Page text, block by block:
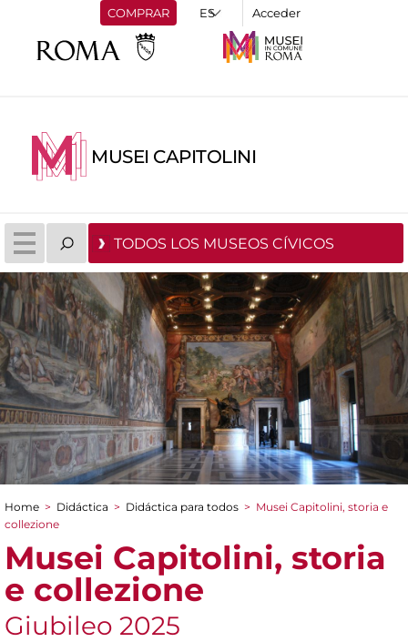
COMPRAR Acceder
MUSEI CAPITOLINI
TODOS LOS MUSEOS CÍVICOS
You are here
Home > Didáctica > Didáctica para todos > Musei Capitolini, storia e
collezione
Musei Capitolini, storia
e collezione
Giubileo 2025